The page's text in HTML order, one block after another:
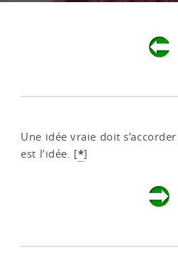
Une idée vraie doit
est l’idée. [*]